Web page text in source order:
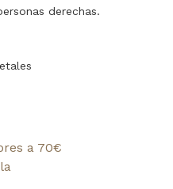
derechas.
a 70€